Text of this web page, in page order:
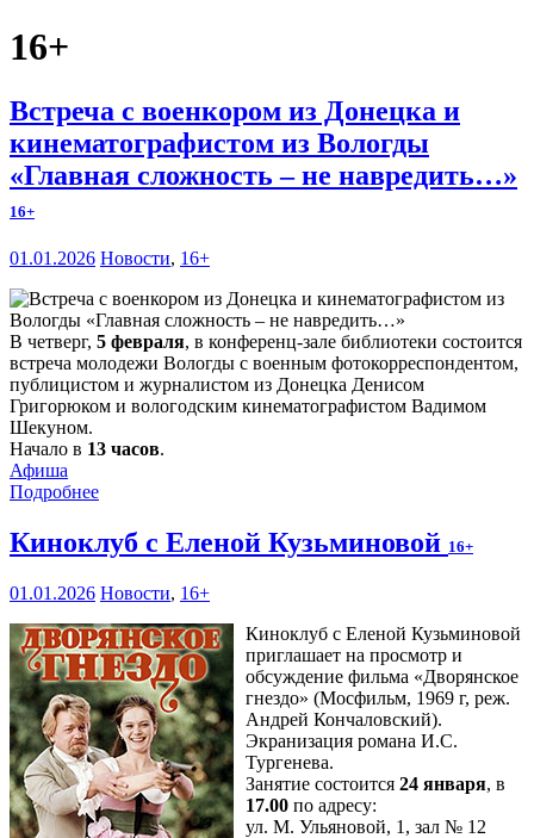
16+
Встреча с военкором из Донецка и
кинематографистом из Вологды
«Главная сложность – не навредить…»
16+
01.01.2026 Новости, 16+
В четверг, 5 февраля, в конференц-зале библиотеки состоится
встреча молодежи Вологды с военным фотокорреспондентом,
публицистом и журналистом из Донецка Денисом
Григорюком и вологодским кинематографистом Вадимом
Шекуном.
Начало в 13 часов.
Афиша
Подробнее
Киноклуб с Еленой Кузьминовой 16+
01.01.2026 Новости, 16+
Киноклуб с Еленой Кузьминовой
приглашает на просмотр и
обсуждение фильма «Дворянское
гнездо» (Мосфильм, 1969 г, реж.
Андрей Кончаловский).
Экранизация романа И.С.
Тургенева.
Занятие состоится 24 января, в
17.00 по адресу:
ул. М. Ульяновой, 1, зал № 12